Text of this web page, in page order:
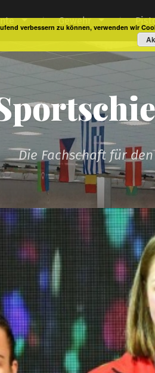
Gewehr
Die Fachschaft für
verbessern zu können, verwenden wir